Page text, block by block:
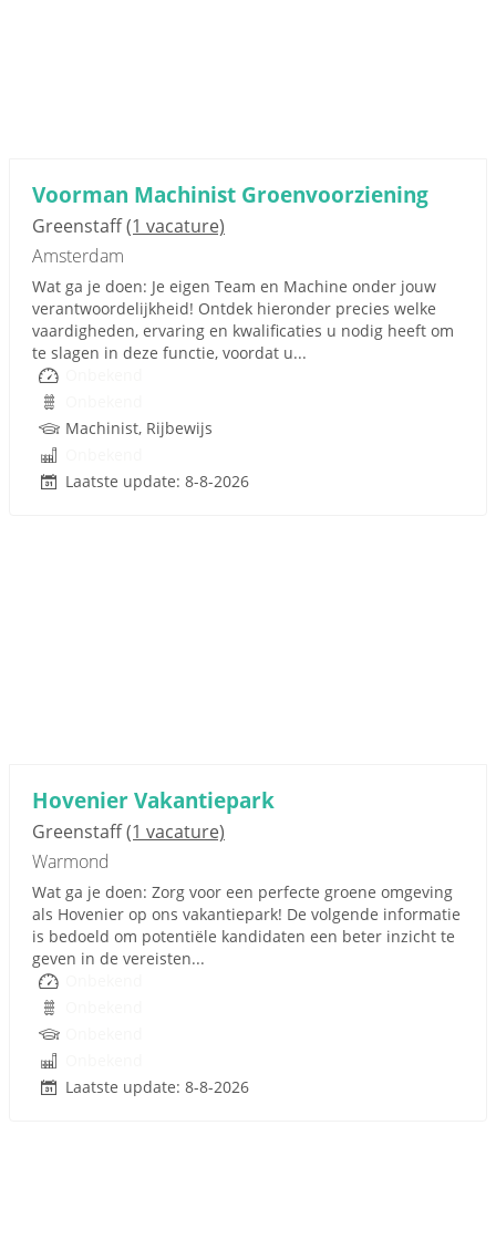
Voorman Machinist Groenvoorziening
Greenstaff(1 vacature)
Amsterdam
Wat ga je doen: Je eigen Team en Machine onder jouw
verantwoordelijkheid! Ontdek hieronder precies welke
vaardigheden, ervaring en kwalificaties u nodig heeft om
te slagen in deze functie, voordat u...
Machinist, Rijbewijs
Laatste update: 8-8-2026
Hovenier Vakantiepark
Greenstaff(1 vacature)
Warmond
Wat ga je doen: Zorg voor een perfecte groene omgeving
als Hovenier op ons vakantiepark! De volgende informatie
is bedoeld om potentiële kandidaten een beter inzicht te
geven in de vereisten...
Laatste update: 8-8-2026